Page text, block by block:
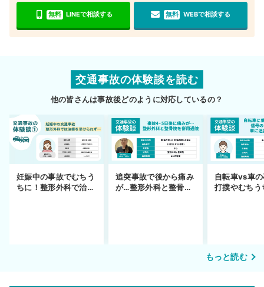
無料 LINEで相談する 無料 WEBで相談する
交通事故の体験談を読む
他の皆さんは事故後どのように対応しているの？
妊娠中の事故でむちう
ちに！整形外科で治療
追突事故で後から痛み
が…整形外科と整骨院
自転車vs車
打撲やむちう
もっと読む